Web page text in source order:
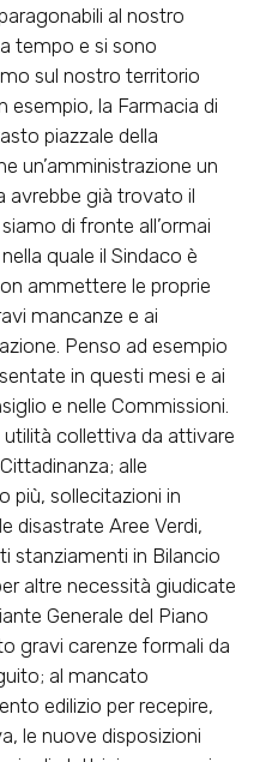
al nostro
tempo e si sono
sul nostro territorio
la Farmacia di
piazzale della
un’amministrazione un
avrebbe già trovato il
di fronte all’ormai
quale il Sindaco è
ammettere le proprie
mancanze e ai
Penso ad esempio
in questi mesi e ai
e nelle Commissioni.
collettiva da attivare
alle
più, sollecitazioni in
disastrate Aree Verdi,
stanziamenti in Bilancio
altre necessità giudicate
Generale del Piano
gravi carenze formali da
al mancato
edilizio per recepire,
le nuove disposizioni